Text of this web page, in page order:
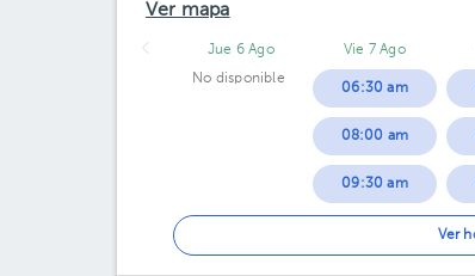
07:30 pm 07:30 pm
Ver mapa
Jue 6 Ago
No disponible
Vie 7 Ago
06:30 am
08:00 am
09:30 am
Ver